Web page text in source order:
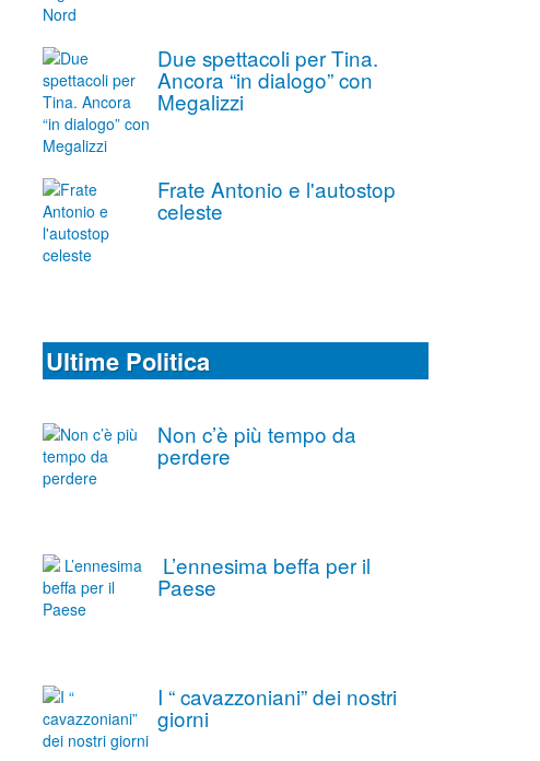
Due spettacoli per Tina.
Ancora “in dialogo” con
Megalizzi
Frate Antonio e l'autostop
celeste
Ultime Politica
Non c’è più tempo da
perdere
L’ennesima beffa per il
Paese
I “ cavazzoniani” dei nostri
giorni